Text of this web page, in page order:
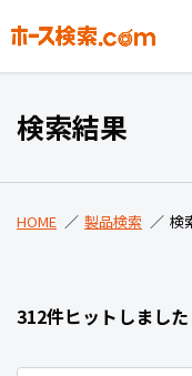
製品検索
会社案内
検索結果
HOME 製品検索 検
312件ヒットしました